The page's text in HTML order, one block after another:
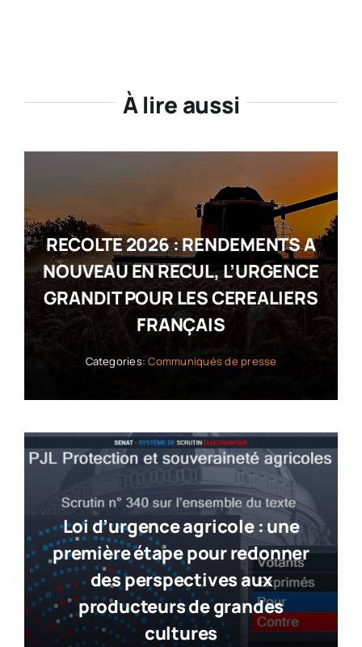
À lire aussi
RECOLTE 2026 : RENDEMENTS A
NOUVEAU EN RECUL, L’URGENCE
GRANDIT POUR LES CEREALIERS
FRANÇAIS
Categories:Communiqués de presse
Loi d’urgence agricole : une
première étape pour redonner
des perspectives aux
producteurs de grandes
cultures